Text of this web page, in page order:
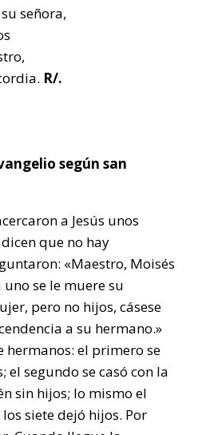
señora,
R/.
según san
a Jesús unos
que no hay
«Maestro, Moisés
uno se le muere su
pero no hijos, cásese
a su hermano.»
hermanos: el primero se
el segundo se casó con la
sin hijos; lo mismo el
siete dejó hijos. Por